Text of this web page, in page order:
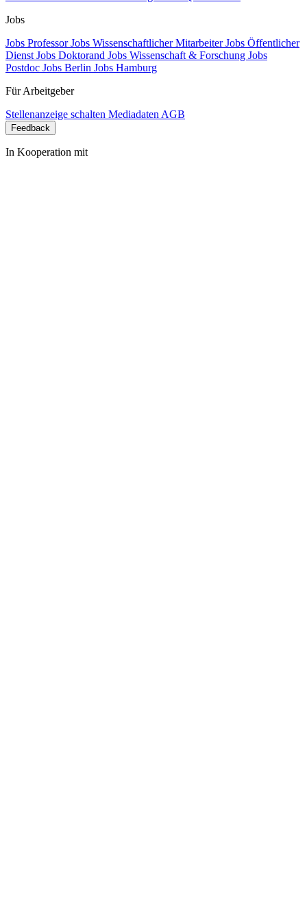
Jobs
Jobs ProfessorJobs Wissenschaftlicher MitarbeiterJobs Öffentlicher
Dienst Jobs Doktorand Jobs Wissenschaft & Forschung Jobs
Postdoc Jobs Berlin Jobs Hamburg
Für Arbeitgeber
Stellenanzeige schalten Mediadaten AGB
Feedback
In Kooperation mit